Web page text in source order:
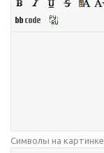
Символы на картинке